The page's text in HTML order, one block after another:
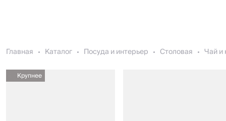
Главная Каталог Посуда и интерьер Столовая Чай и
Крупнее